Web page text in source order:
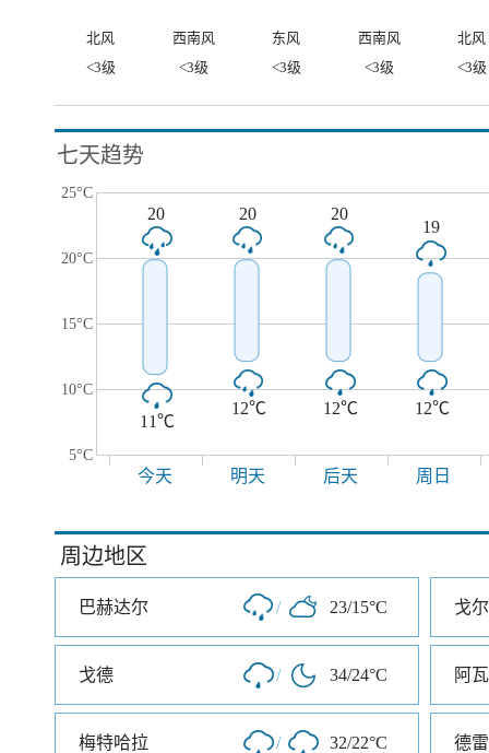
北风 西南风 东风 西南风
北风
<3级
<3级 <3级 <3级 <3级
七天趋势
25°C
20°C
15°C
10°C
5°C
20
11℃
20
12℃
20
12℃
19
12℃
今天 明天 后天 周日
周边地区
巴赫达尔 / 23/15°C 戈尔
戈德 / 34/24°C 阿
梅特哈拉 / 32/22°C 德